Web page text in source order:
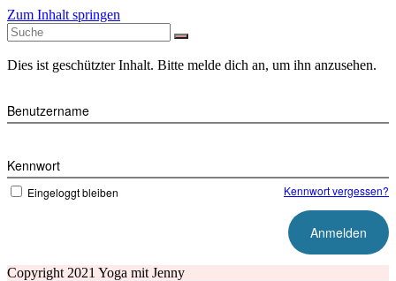
Zum Inhalt springen
Dies ist geschützter Inhalt. Bitte melde dich an, um ihn anzusehen.
Benutzername
Kennwort
Eingeloggt bleiben Kennwort vergessen?
Copyright 2021 Yoga mit Jenny